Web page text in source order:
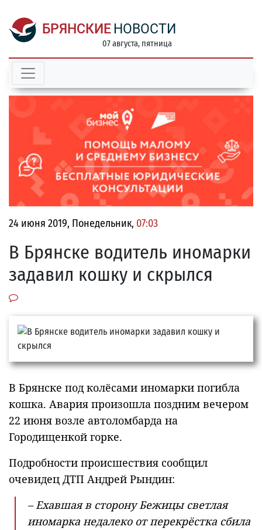
БРЯНСКИЕ НОВОСТИ
07 августа, пятница
24 июня 2019, Понедельник, 07:03
В Брянске водитель иномарки
задавил кошку и скрылся
В Брянске под колёсами иномарки погибла
кошка. Авария произошла поздним вечером
22 июня возле автоломбарда на
Городищенкой горке.
Подробности происшествия сообщил
очевидец ДТП Андрей Рындин:
– Ехавшая в сторону Бежицы светлая
иномарка недалеко от перекрёстка сбила